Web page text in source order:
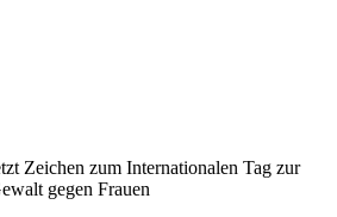
Zeichen zum Internationalen Tag zur
gegen Frauen